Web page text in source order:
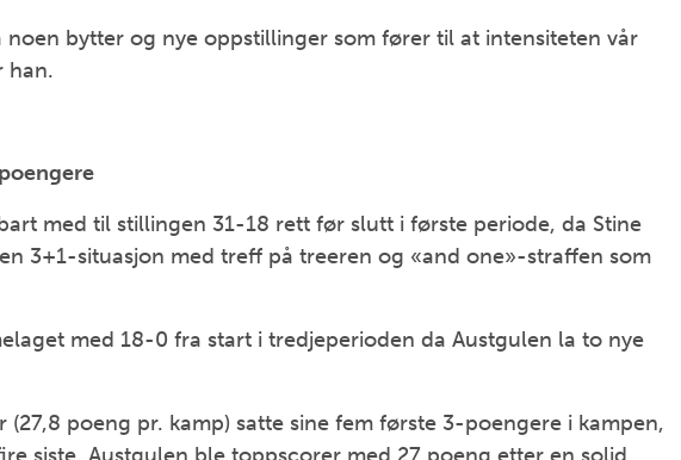
noen bytter og nye oppstillinger som fører til at intensiteten vår
han.
med til stillingen 31-18 rett før slutt i første periode, da Stine
3+1-situasjon med treff på treeren og «and one»-straffen som
med 18-0 fra start i tredjeperioden da Austgulen la to nye
(27,8 poeng pr. kamp) satte sine fem første 3-poengere i kampen,